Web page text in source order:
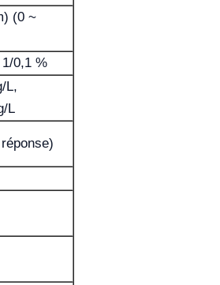
(0 ~
0,1 %
L,
L